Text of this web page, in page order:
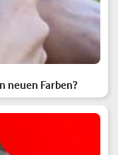
neuen Farben?